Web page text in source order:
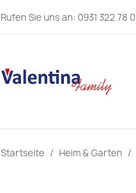
Rufen Sie uns an: 0931 322 78 0
Startseite Heim & Garten